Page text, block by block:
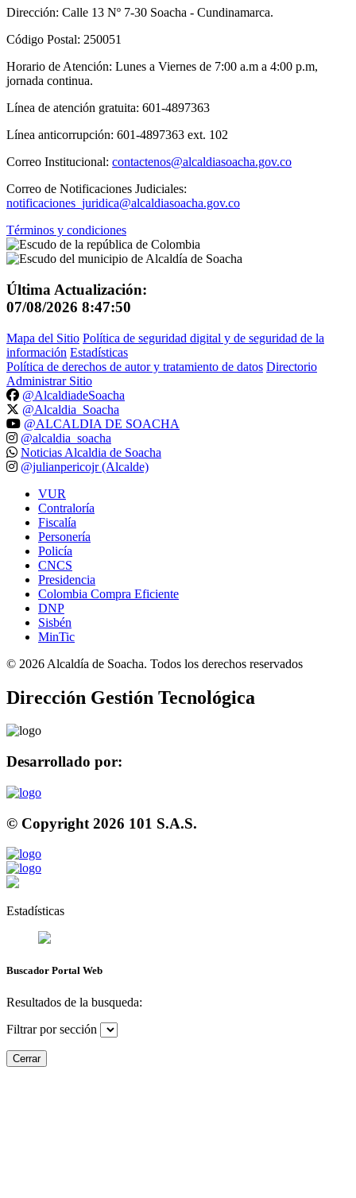
Dirección: Calle 13 Nº 7-30 Soacha - Cundinamarca.
Código Postal: 250051
Horario de Atención: Lunes a Viernes de 7:00 a.m a 4:00 p.m,
jornada continua.
Línea de atención gratuita: 601-4897363
Línea anticorrupción: 601-4897363 ext. 102
Correo Institucional: contactenos@alcaldiasoacha.gov.co
Correo de Notificaciones Judiciales:
notificaciones_juridica@alcaldiasoacha.gov.co
Términos y condiciones
Última Actualización:
07/08/2026 8:47:50
Mapa del Sitio Política de seguridad digital y de seguridad de la
información Estadísticas
Política de derechos de autor y tratamiento de datos Directorio
Administrar Sitio
@AlcaldiadeSoacha
@Alcaldia_Soacha
@ALCALDIA DE SOACHA
@alcaldia_soacha
Noticias Alcaldia de Soacha
@julianpericojr (Alcalde)
VUR
Contraloría
Fiscalía
Personería
Policía
CNCS
Presidencia
Colombia Compra Eficiente
DNP
Sisbén
MinTic
© 2026 Alcaldía de Soacha. Todos los derechos reservados
Dirección Gestión Tecnológica
Desarrollado por:
© Copyright 2026 101 S.A.S.
Estadísticas
Buscador Portal Web
Resultados de la busqueda:
Filtrar por sección
Cerrar